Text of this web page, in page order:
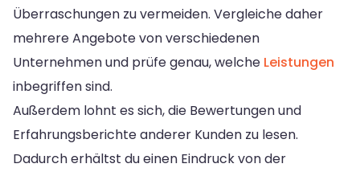
Überraschungen zu vermeiden. Vergleiche daher
mehrere Angebote von verschiedenen
Unternehmen und prüfe genau, welche Leistungen
inbegriffen sind.
Außerdem lohnt es sich, die Bewertungen und
Erfahrungsberichte anderer Kunden zu lesen.
Dadurch erhältst du einen Eindruck von der